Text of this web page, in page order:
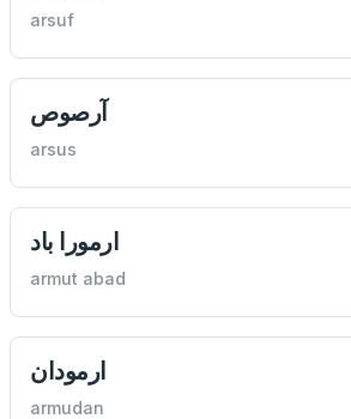
arsuf
آرصوص
arsus
ارمورا باد
armut abad
ارمودان
armudan